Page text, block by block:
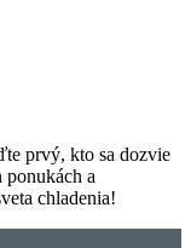
prvý, kto sa dozvie
ponukách a
chladenia!